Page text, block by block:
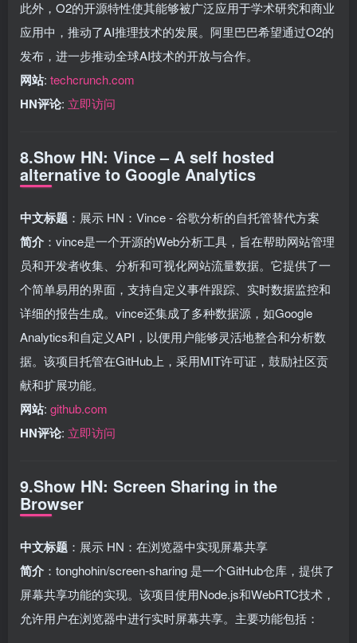
此外，O2的开源特性使其能够被广泛应用于学术研究和商业
应用中，推动了AI推理技术的发展。阿里巴巴希望通过O2的
发布，进一步推动全球AI技术的开放与合作。
网站: techcrunch.com
HN评论: 立即访问
8.Show HN: Vince – A self hosted
alternative to Google Analytics
中文标题 ：展示 HN：Vince - 谷歌分析的自托管替代方案
简介 ：vince是一个开源的Web分析工具，旨在帮助网站管理
员和开发者收集、分析和可视化网站流量数据。它提供了一
个简单易用的界面，支持自定义事件跟踪、实时数据监控和
详细的报告生成。vince还集成了多种数据源，如Google
Analytics和自定义API，以便用户能够灵活地整合和分析数
据。该项目托管在GitHub上，采用MIT许可证，鼓励社区贡
献和扩展功能。
网站: github.com
HN评论: 立即访问
9.Show HN: Screen Sharing in the
Browser
中文标题 ：展示 HN：在浏览器中实现屏幕共享
简介 ：tonghohin/screen-sharing 是一个GitHub仓库，提供了
屏幕共享功能的实现。该项目使用Node.js和WebRTC技术，
允许用户在浏览器中进行实时屏幕共享。主要功能包括：